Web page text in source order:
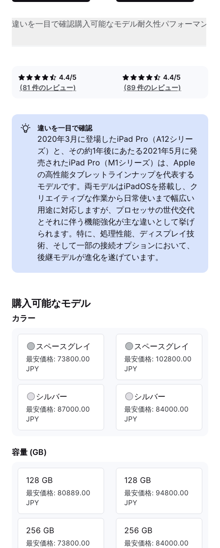
違いを一目で確認購入可能なモデル耐久性パフォーマンス
4.4/5
(81 件のレビュー)
4.4/5
(89 件のレビュー)
違いを一目で確認
2020年3月に登場したiPad Pro（A12シリー
ズ）と、その約1年後にあたる2021年5月に発
売されたiPad Pro（M1シリーズ）は、Apple
の高性能タブレットラインナップを代表する
モデルです。両モデルはiPadOSを搭載し、ク
リエイティブな作業から日常使いまで幅広い
用途に対応しますが、プロセッサの世代交代
とそれに伴う機能強化が主な違いとして挙げ
られます。特に、処理性能、ディスプレイ技
術、そして一部の接続オプションにおいて、
後継モデルが進化を遂げています。
購入可能なモデル
カラー
スペースグレイ
最安価格: 73800.00
JPY
シルバー
最安価格: 87000.00
JPY
スペースグレイ
最安価格: 102800.00
JPY
シルバー
最安価格: 84000.00
JPY
容量 (GB)
128 GB
最安価格: 80889.00
JPY
256 GB
最安価格: 73800.00
128 GB
最安価格: 94800.00
JPY
256 GB
最安価格: 84000.00